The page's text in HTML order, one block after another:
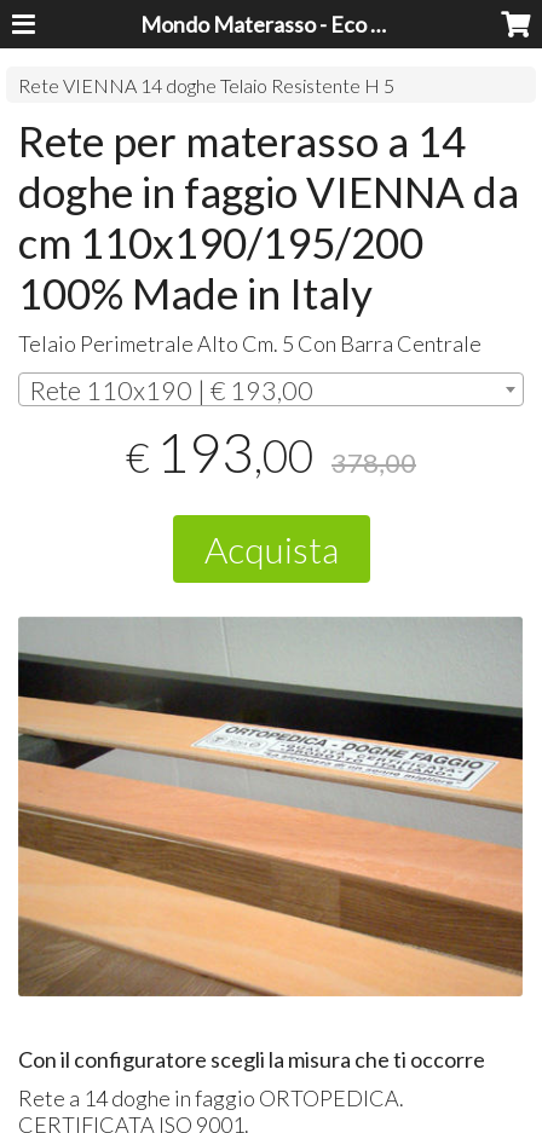
Mondo Materasso - Eco Dreams srl
Rete VIENNA 14 doghe Telaio Resistente H 5
Rete per materasso a 14
doghe in faggio VIENNA da
cm 110x190/195/200
100% Made in Italy
Telaio Perimetrale Alto Cm. 5 Con Barra Centrale
Rete 110x190 | € 193,00
€ 193,00 378,00
Acquista
Con il configuratore scegli la misura che ti occorre
Rete a 14 doghe in faggio ORTOPEDICA.
CERTIFICATA ISO 9001.